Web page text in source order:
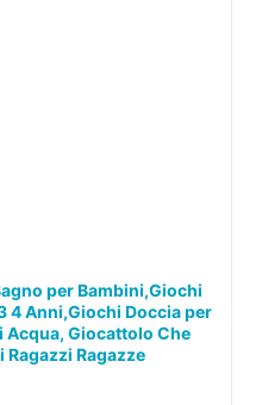
per Bambini,Giochi
4 Anni,Giochi Doccia per
Acqua, Giocattolo Che
Ragazzi Ragazze